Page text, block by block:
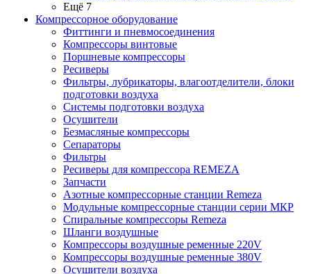
Ещё 7
Компрессорное оборудование
Фиттинги и пневмосоединения
Компрессоры винтовые
Поршневые компрессоры
Ресиверы
Фильтры, лубрикаторы, влагоотделители, блоки
подготовки воздуха
Системы подготовки воздуха
Осушители
Безмасляные компрессоры
Сепараторы
Фильтры
Ресиверы для компрессора REMEZA
Запчасти
Азотные компрессорные станции Remeza
Модульные компрессорные станции серии МКР
Спиральные компрессоры Remeza
Шланги воздушные
Компрессоры воздушные ременные 220V
Компрессоры воздушные ременные 380V
Осушители воздуха